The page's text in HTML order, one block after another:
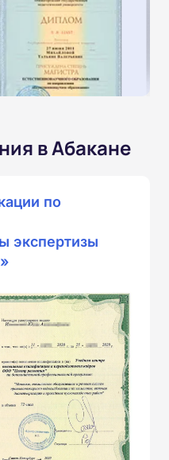
в Абакане
по
экспертизы